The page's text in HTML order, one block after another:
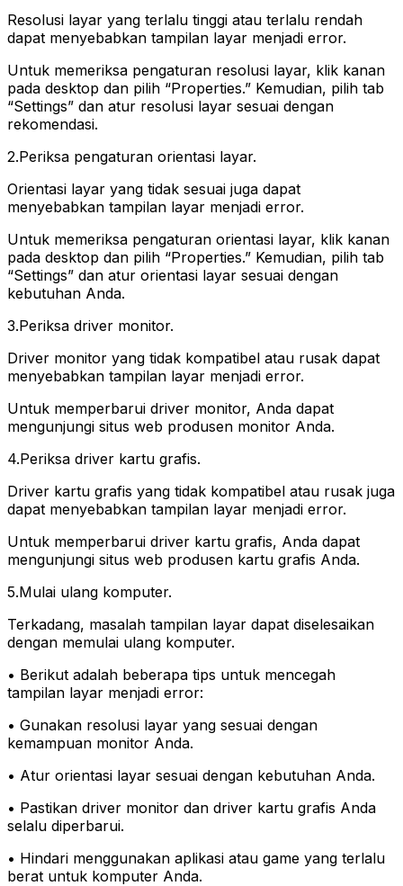
Resolusi layar yang terlalu tinggi atau terlalu rendah
dapat menyebabkan tampilan layar menjadi error.
Untuk memeriksa pengaturan resolusi layar, klik kanan
pada desktop dan pilih “Properties.” Kemudian, pilih tab
“Settings” dan atur resolusi layar sesuai dengan
rekomendasi.
2.Periksa pengaturan orientasi layar.
Orientasi layar yang tidak sesuai juga dapat
menyebabkan tampilan layar menjadi error.
Untuk memeriksa pengaturan orientasi layar, klik kanan
pada desktop dan pilih “Properties.” Kemudian, pilih tab
“Settings” dan atur orientasi layar sesuai dengan
kebutuhan Anda.
3.Periksa driver monitor.
Driver monitor yang tidak kompatibel atau rusak dapat
menyebabkan tampilan layar menjadi error.
Untuk memperbarui driver monitor, Anda dapat
mengunjungi situs web produsen monitor Anda.
4.Periksa driver kartu grafis.
Driver kartu grafis yang tidak kompatibel atau rusak juga
dapat menyebabkan tampilan layar menjadi error.
Untuk memperbarui driver kartu grafis, Anda dapat
mengunjungi situs web produsen kartu grafis Anda.
5.Mulai ulang komputer.
Terkadang, masalah tampilan layar dapat diselesaikan
dengan memulai ulang komputer.
• Berikut adalah beberapa tips untuk mencegah
tampilan layar menjadi error:
• Gunakan resolusi layar yang sesuai dengan
kemampuan monitor Anda.
• Atur orientasi layar sesuai dengan kebutuhan Anda.
• Pastikan driver monitor dan driver kartu grafis Anda
selalu diperbarui.
• Hindari menggunakan aplikasi atau game yang terlalu
berat untuk komputer Anda.